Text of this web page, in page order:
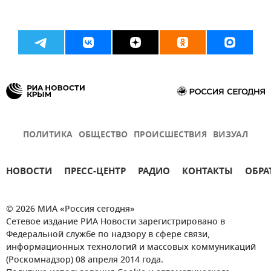
ПОЛИТИКА ОБЩЕСТВО ПРОИСШЕСТВИЯ ВИЗУАЛ
НОВОСТИ ПРЕСС-ЦЕНТР РАДИО КОНТАКТЫ
© 2026 МИА «Россия сегодня»
Сетевое издание РИА Новости зарегистрировано в
Федеральной службе по надзору в сфере связи,
информационных технологий и массовых коммуникаций
(Роскомнадзор) 08 апреля 2014 года.